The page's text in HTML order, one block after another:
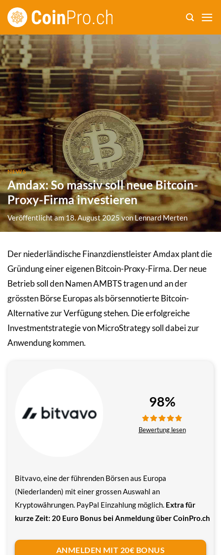
Zum
Inhalt
NEWS
Amdax: So massiv soll neue Bitcoin-
Proxy-Firma investieren
Veröffentlicht am 18. August 2025 vonLennard Merten
Der niederländische Finanzdienstleister Amdax plant die
Gründung einer eigenen Bitcoin-Proxy-Firma. Der neue
Betrieb soll den Namen AMBTS tragen und an der
grössten Börse Europas als börsennotierte Bitcoin-
Alternative zur Verfügung stehen. Die erfolgreiche
Investmentstrategie von MicroStrategy soll dabei zur
Anwendung kommen.
Bitvavo, eine der führenden Börsen aus Europa
(Niederlanden) mit einer grossen Auswahl an
Kryptowährungen. PayPal Einzahlung möglich. Extra für
kurze Zeit: 20 Euro Bonus bei Anmeldung über CoinPro.ch
98%
Bewertung lesen
ANMELDEN MIT 20€ BONUS